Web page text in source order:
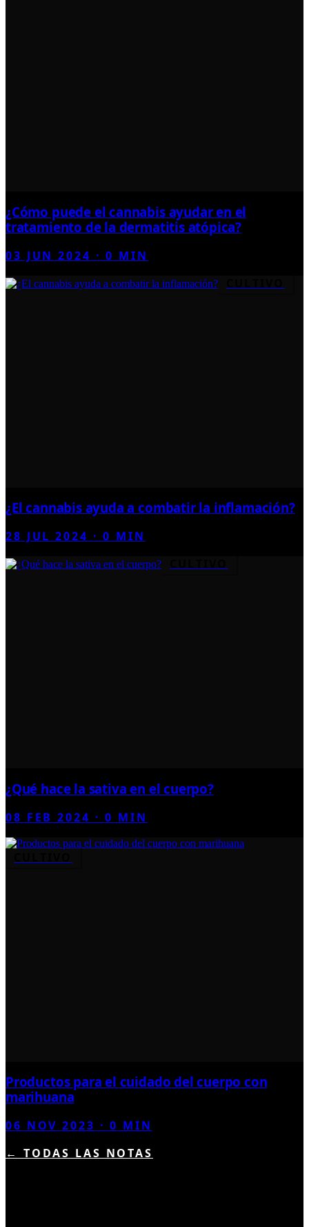
¿Cómo puede el cannabis ayudar en el
tratamiento de la dermatitis atópica?
03 JUN 2024 ·0 MIN
¿El cannabis ayuda a combatir la inflamación?
28 JUL 2024 ·0 MIN
¿Qué hace la sativa en el cuerpo?
08 FEB 2024 ·0 MIN
Productos para el cuidado del cuerpo con
marihuana
06 NOV 2023 ·0 MIN
← TODAS LAS NOTAS